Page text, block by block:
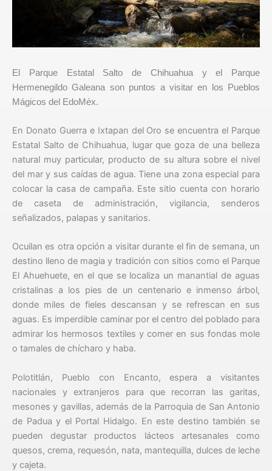
El Parque Estatal Salto de Chihuahua y el Parque
Hermenegildo Galeana son puntos a visitar en los Pueblos
Mágicos del EdoMéx.
En Donato Guerra e Ixtapan del Oro se encuentra el Parque
Estatal Salto de Chihuahua, lugar que goza de una belleza
natural muy particular, producto de su altura sobre el nivel
del mar y sus caídas de agua. Tiene una zona especial para
colocar la casa de campaña. Este sitio cuenta con horario
de caseta de administración, vigilancia, senderos
señalizados, palapas y sanitarios.
Ocuilan es otra opción a visitar durante el fin de semana, un
destino lleno de magia y tradición con sitios como el Parque
El Ahuehuete, en el que se localiza un manantial de aguas
cristalinas a los pies de un centenario e inmenso árbol,
donde miles de fieles descansan y se refrescan en sus
aguas. Es imperdible caminar por el centro del poblado para
admirar los hermosos textiles y comer en sus fondas mole
o tamales de chícharo y haba.
Polotitlán, Pueblo con Encanto, espera a visitantes
nacionales y extranjeros para que recorran las garitas,
mesones y gavillas, además de la Parroquia de San Antonio
de Padua y el Portal Hidalgo. En este destino también se
pueden degustar productos lácteos artesanales como
quesos, crema, requesón, nata, mantequilla, dulces de leche
y cajeta.